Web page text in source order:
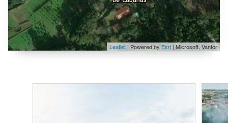
Leaflet | Powered by Esri | Microsoft, Vantor